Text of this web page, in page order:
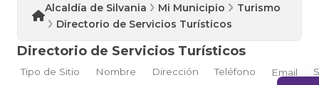
Alcaldía de Silvania Mi Municipio
Turismo
Directorio de Servicios Turísticos
Directorio de Servicios Turísticos
Tipo de Sitio Nombre Dirección Teléfono Email